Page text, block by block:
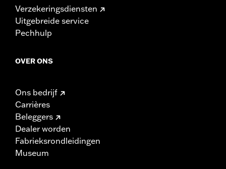
Verzekeringsdiensten
Uitgebreide service
Pechhulp
OVER ONS
Ons bedrijf
Carrières
Beleggers
Dealer worden
Fabrieksrondleidingen
Museum